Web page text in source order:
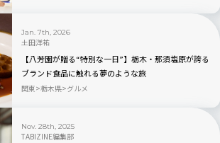
Jan. 7th, 2026
土田洋祐
【八芳園が贈る“特別な一日”】栃木・那須塩原が誇る
ブランド食品に触れる夢のような旅
関東 栃木県 グルメ
Nov. 28th, 2025
TABIZINE編集部